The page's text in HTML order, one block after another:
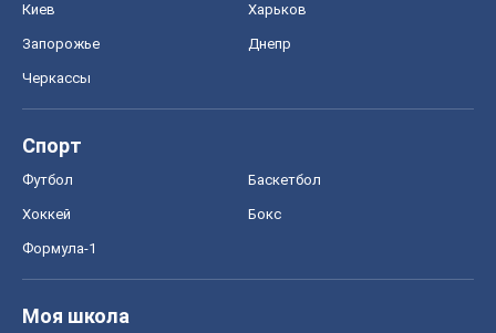
Киев Харьков
Запорожье Днепр
Черкассы
Спорт
Футбол Баскетбол
Хоккей Бокс
Формула-1
Моя школа